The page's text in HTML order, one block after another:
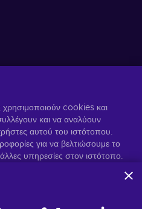
για παιχνίδια
Γραφτείτε συνδρομητής
στιγμή. Επισκεφθείτε την
πληροφορίες.
χρησιμοποιούν cookies και
και να αναλύουν
αυτού του ιστότοπου.
για να βελτιώσουμε το
υπηρεσίες στον ιστότοπο.
διαφημίσεων.
Eneba και τους συνεργάτες